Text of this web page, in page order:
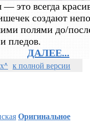
это всегда
создают
полями до/
пледов.
ДАЛЕЕ...
к полной версии
Оригинальное